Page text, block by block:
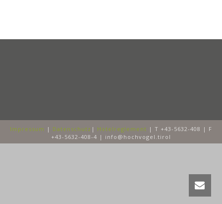
Impressum | Datenschutz | Hotelreglement | T +43-5632-408 | F
+43-5632-408-4 | info@hochvogel.tirol